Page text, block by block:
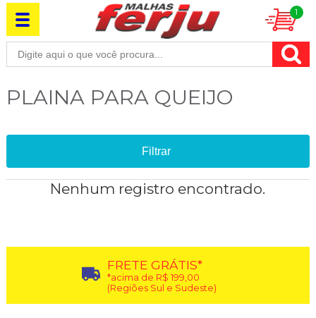
1
PLAINA PARA QUEIJO
Filtrar
Nenhum registro encontrado.
FRETE GRÁTIS*
*acima de R$ 199,00
(Regiões Sul e Sudeste)